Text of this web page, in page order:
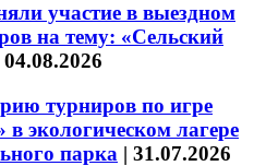
участие в выездном
на тему: «Сельский
04.08.2026
турниров по игре
экологическом лагере
парка | 31.07.2026